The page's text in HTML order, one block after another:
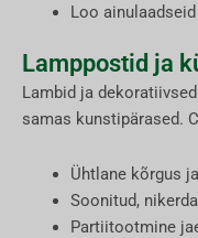
Loo
Lamppostid ja
Lambid ja
samas kunstipärased.
Ühtlane kõrgus
Soonitud,
Partiitootmine